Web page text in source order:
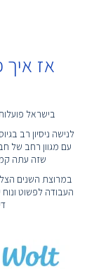
אז
בישראל
לנישה ניסיון רב
עם מגוון רחב של
שזה עתה
במרוצת השנים
העבודה לפשוט